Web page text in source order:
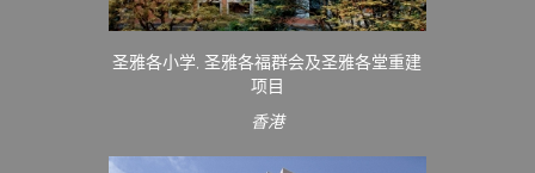
圣雅各小学, 圣雅各福群会及圣雅各堂重建
项目
香港